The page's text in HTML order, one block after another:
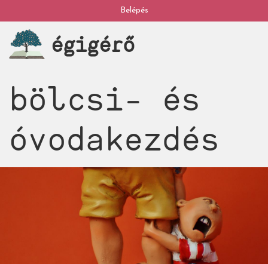
a
tartalomra
My
account
Belépés
égigérő
bölcsi- és
óvodakezdés